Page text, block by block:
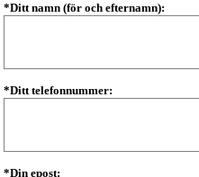
*Ditt namn (för och efternamn):
*Ditt telefonnummer:
*Din epost: